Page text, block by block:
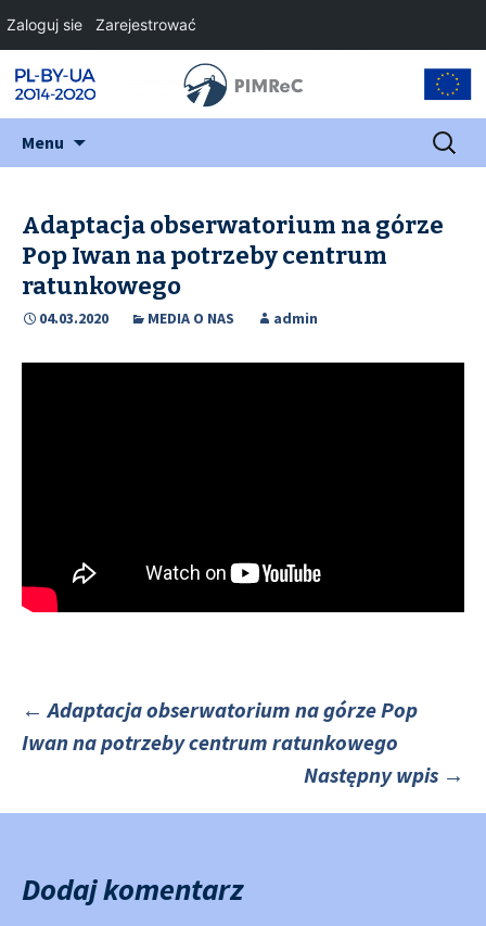
Menu Szukaj:
Adaptacja obserwatorium na górze
Pop Iwan na potrzeby centrum
ratunkowego
04.03.2020 MEDIA O NAS admin
Nawigacja
po
← Adaptacja obserwatorium na górze Pop
Iwan na potrzeby centrum ratunkowego
Następny wpis →
Dodaj komentarz
Zaloguj sie Zarejestrować